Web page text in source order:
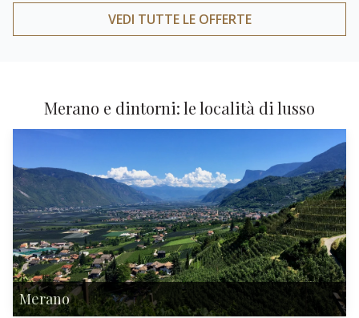
VEDI TUTTE LE OFFERTE
Merano e dintorni: le località di lusso
Merano